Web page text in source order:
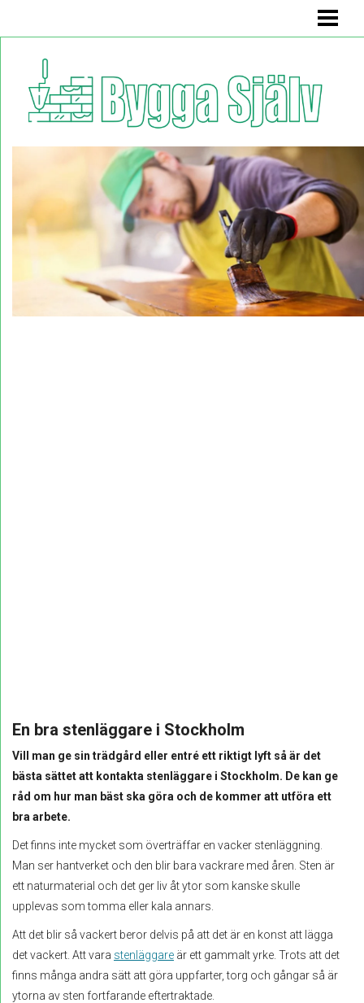
BADRUMSMÖBEL
BÄNK MED FÖRVARING
BLOGG
En bra stenläggare i Stockholm
Vill man ge sin trädgård eller entré ett riktigt lyft så är det
bästa sättet att kontakta stenläggare i Stockholm. De kan ge
råd om hur man bäst ska göra och de kommer att utföra ett
bra arbete.
Det finns inte mycket som överträffar en vacker stenläggning.
Man ser hantverket och den blir bara vackrare med åren. Sten är
ett naturmaterial och det ger liv åt ytor som kanske skulle
upplevas som tomma eller kala annars.
Att det blir så vackert beror delvis på att det är en konst att lägga
det vackert. Att vara stenläggare är ett gammalt yrke. Trots att det
finns många andra sätt att göra uppfarter, torg och gångar så är
ytorna av sten fortfarande eftertraktade.